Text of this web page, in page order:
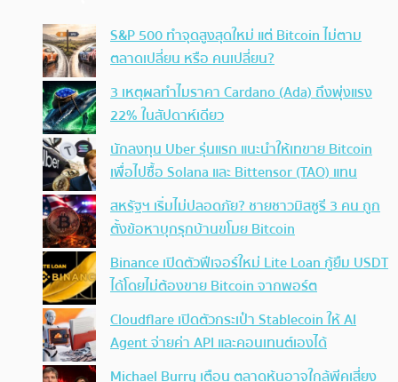
S&P 500 ทำจุดสูงสุดใหม่ แต่ Bitcoin ไม่ตาม
ตลาดเปลี่ยน หรือ คนเปลี่ยน?
3 เหตุผลทำไมราคา Cardano (Ada) ถึงพุ่งแรง
22% ในสัปดาห์เดียว
นักลงทุน Uber รุ่นแรก แนะนำให้เทขาย Bitcoin
เพื่อไปซื้อ Solana และ Bittensor (TAO) แทน
สหรัฐฯ เริ่มไม่ปลอดภัย? ชายชาวมิสซูรี 3 คน ถูก
ตั้งข้อหาบุกรุกบ้านขโมย Bitcoin
Binance เปิดตัวฟีเจอร์ใหม่ Lite Loan กู้ยืม USDT
ได้โดยไม่ต้องขาย Bitcoin จากพอร์ต
Cloudflare เปิดตัวกระเป๋า Stablecoin ให้ AI
Agent จ่ายค่า API และคอนเทนต์เองได้
Michael Burry เตือน ตลาดหุ้นอาจใกล้พีคเสี่ยง